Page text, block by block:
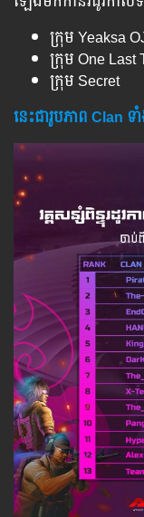
ក្រុម Yeaksa
ក្រុម One Last
ក្រុម Secret
នេះជារូបភាព Clan